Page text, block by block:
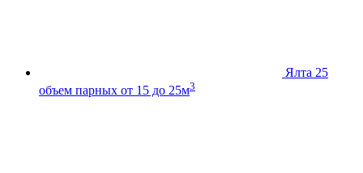
Ялта 25
объем парных от 15 до 25м3